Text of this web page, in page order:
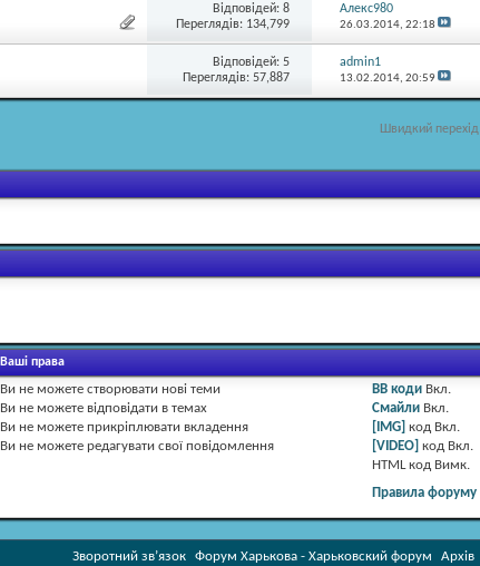
Відповідей:8
Переглядів: 134,799
Алекс980
26.03.2014, 22:18
Відповідей:5
Переглядів: 57,887
admin1
13.02.2014, 20:59
Швидкий перехід
Ваші права
Ви не можете створювати нові теми
Ви не можете відповідати в темах
Ви не можете прикріплювати вкладення
Ви не можете редагувати свої повідомлення
BB коди Вкл.
Смайли Вкл.
[IMG] код Вкл.
[VIDEO] код Вкл.
HTML код Вимк.
Правила форуму
Зворотний зв’язок Форум Харькова - Харьковский форум Архів